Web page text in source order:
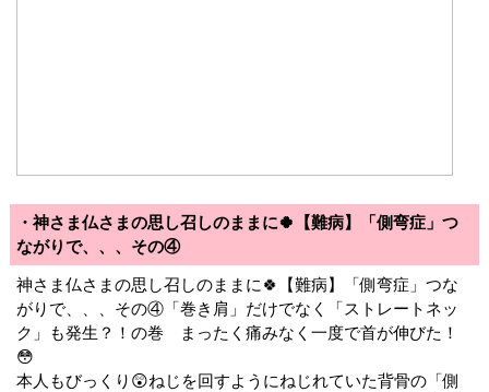
・神さま仏さまの思し召しのままに🍀【難病】「側弯症」つ
ながりで、、、その④
神さま仏さまの思し召しのままに🍀【難病】「側弯症」つな
がりで、、、その④「巻き肩」だけでなく「ストレートネッ
ク」も発生？！の巻 まったく痛みなく一度で首が伸びた！
😳
本人もびっくり😲ねじを回すようにねじれていた背骨の「側